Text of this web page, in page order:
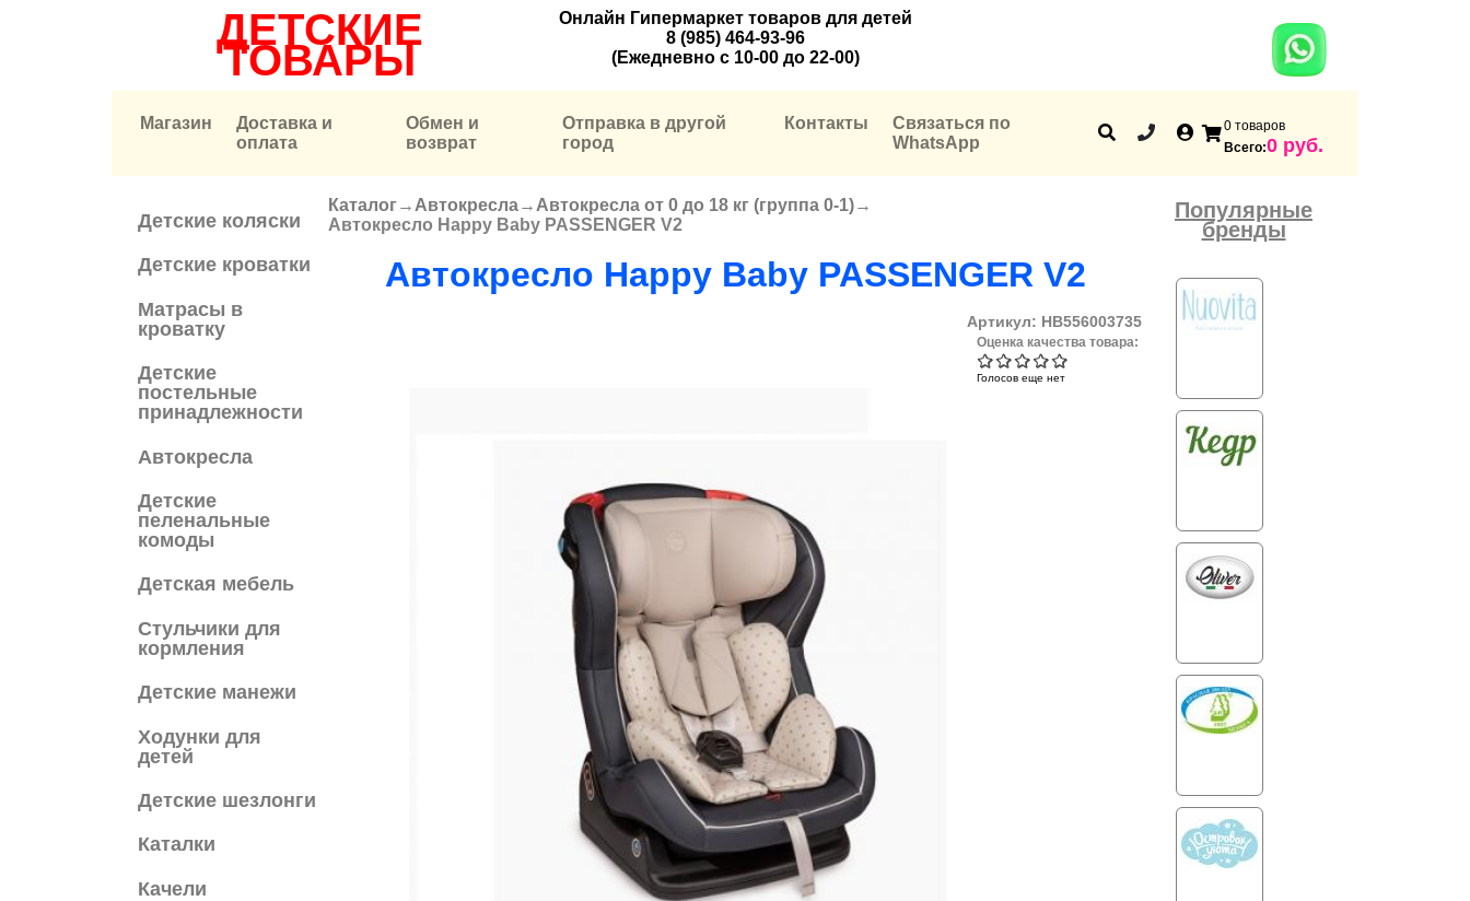
ДЕТСКИЕ
ТОВАРЫ
Онлайн Гипермаркет товаров для детей
8 (985) 464-93-96
(Ежедневно с 10-00 до 22-00)
Магазин
Доставка и
оплата
Обмен и
возврат
Отправка в другой
город
Контакты
Связаться по
WhatsApp
0 товаров
Всего:0 руб.
Детские коляски
Детские кроватки
Матрасы в
кроватку
Детские
постельные
принадлежности
Автокресла
Детские
пеленальные
комоды
Детская мебель
Cтульчики для
кормления
Детские манежи
Ходунки для
детей
Детские шезлонги
Каталки
Качели
Вы здесь
Каталог→ Автокресла→ Автокресла от 0 до 18 кг (группа 0-1)→
Автокресло Happy Baby PASSENGER V2
Автокресло Happy Baby PASSENGER V2
Артикул: HB556003735
Оценка качества товара:
Голосов еще нет
Популярные
бренды